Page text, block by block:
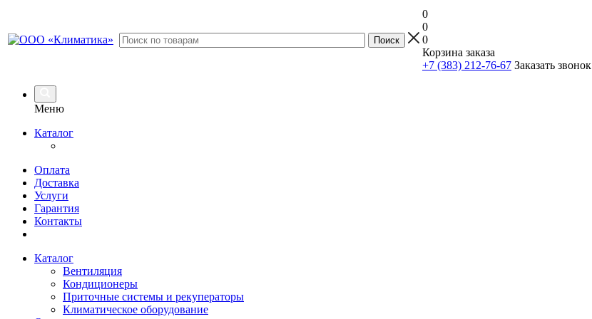
0
0
0
Корзина заказа
+7 (383) 212-76-67 Заказать звонок
Меню
Каталог
Оплата
Доставка
Услуги
Гарантия
Контакты
Каталог
Вентиляция
Кондиционеры
Приточные системы и рекуператоры
Климатическое оборудование